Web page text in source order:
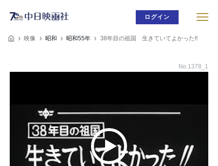
ログイン
映像 昭和 昭和55年 38年目の祖国 生きていてよかった!!
No.1378_1